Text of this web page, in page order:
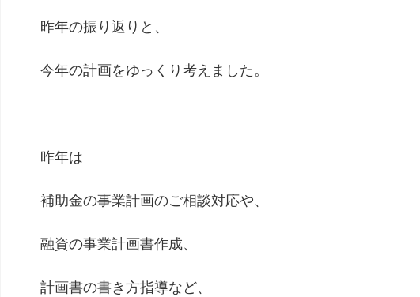
昨年の振り返りと、
今年の計画をゆっくり考えました。
昨年は
補助金の事業計画のご相談対応や、
融資の事業計画書作成、
計画書の書き方指導など、